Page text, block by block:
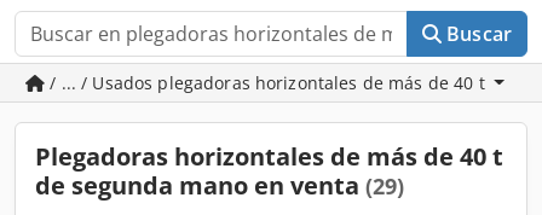
Buscar
/ ... / Usados plegadoras horizontales de más de 40 t
Plegadoras horizontales de más de 40 t
de segunda mano en venta (29)